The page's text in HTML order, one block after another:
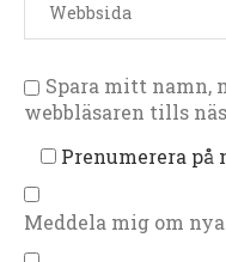
Spara mitt namn,
webbläsaren tills
Prenumerera på
Meddela mig om